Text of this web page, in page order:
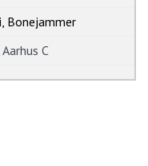
Bonejammer
C